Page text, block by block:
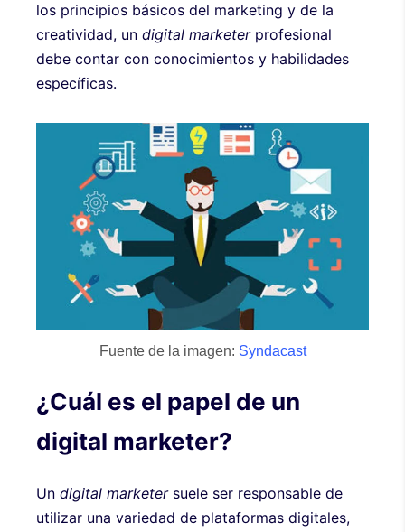
los principios básicos del marketing y de la
creatividad, un digital marketerprofesional
debe contar con conocimientos y habilidades
específicas.
Fuente de la imagen: Syndacast
¿Cuál es el papel de un
digital marketer?
Un digital marketersuele ser responsable de
utilizar una variedad de plataformas digitales,